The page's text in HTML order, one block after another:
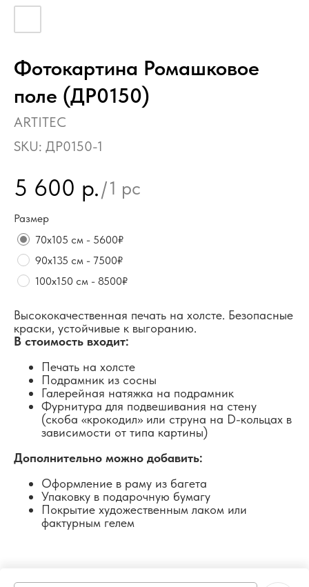
Фотокартина Ромашковое
поле (ДР0150)
ARTITEC
SKU: ДР0150-1
5 600 р./1 pc
Размер
70х105 см - 5600₽
90х135 см - 7500₽
100х150 см - 8500₽
Высококачественная печать на холсте. Безопасные
краски, устойчивые к выгоранию.
В стоимость входит:
Печать на холсте
Подрамник из сосны
Галерейная натяжка на подрамник
Фурнитура для подвешивания на стену
(скоба «крокодил» или струна на D-кольцах в
зависимости от типа картины)
Дополнительно можно добавить:
Оформление в раму из багета
Упаковку в подарочную бумагу
Покрытие художественным лаком или
фактурным гелем